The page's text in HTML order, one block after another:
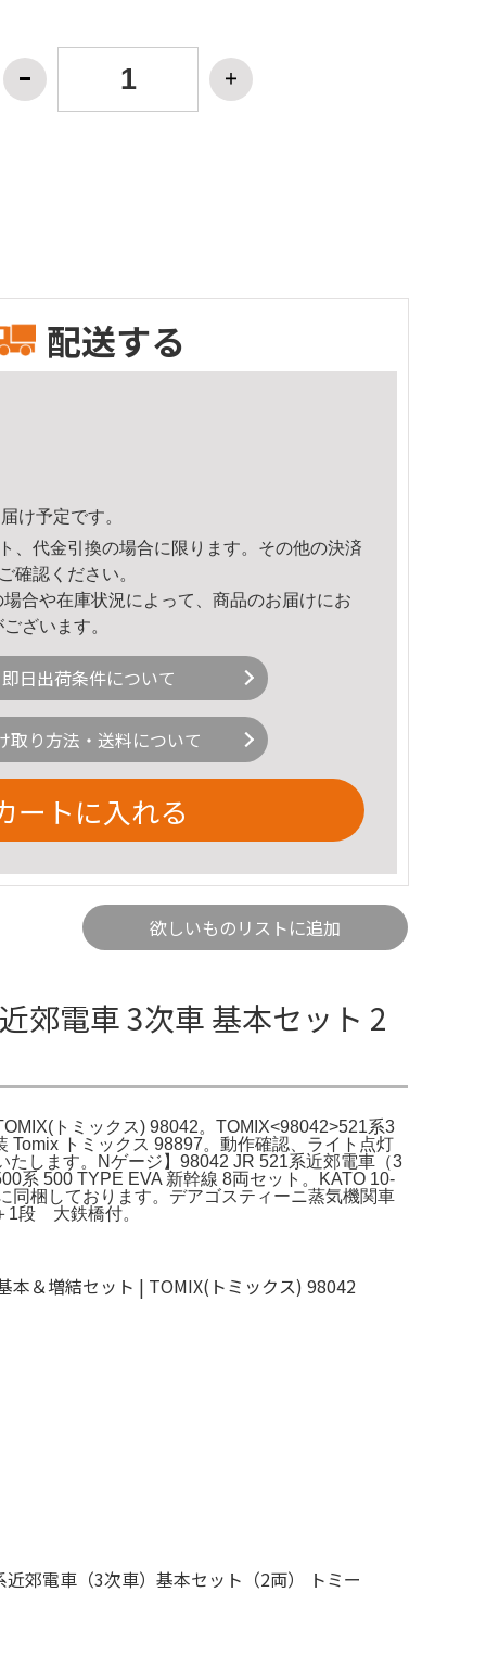
配送する
け予定です。
、代金引換の場合に限ります。その他の決済
確認ください。
合や在庫状況によって、商品のお届けにお
ざいます。
即日出荷条件について
取り方法・送料について
ートに入れる
欲しいものリストに追加
郊電車 3次車 基本セット 2
トミックス) 98042。TOMIX<98042>521系3
トミックス 98897。動作確認、ライト点灯
します。Nゲージ】98042 JR 521系近郊電車（3
系 500 TYPE EVA 新幹線 8両セット。KATO 10-
同梱しております。デアゴスティーニ蒸気機関車
段 大鉄橋付。